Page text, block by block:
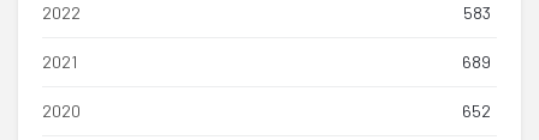
2022 583
2021 689
2020 652